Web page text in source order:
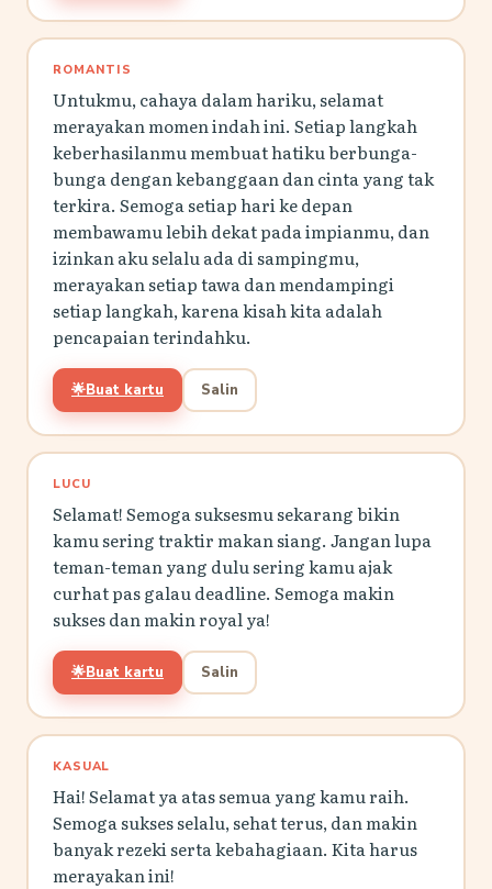
ROMANTIS
Untukmu, cahaya dalam hariku, selamat
merayakan momen indah ini. Setiap langkah
keberhasilanmu membuat hatiku berbunga-
bunga dengan kebanggaan dan cinta yang tak
terkira. Semoga setiap hari ke depan
membawamu lebih dekat pada impianmu, dan
izinkan aku selalu ada di sampingmu,
merayakan setiap tawa dan mendampingi
setiap langkah, karena kisah kita adalah
pencapaian terindahku.
🌟Buat kartu Salin
LUCU
Selamat! Semoga suksesmu sekarang bikin
kamu sering traktir makan siang. Jangan lupa
teman-teman yang dulu sering kamu ajak
curhat pas galau deadline. Semoga makin
sukses dan makin royal ya!
🌟Buat kartu Salin
KASUAL
Hai! Selamat ya atas semua yang kamu raih.
Semoga sukses selalu, sehat terus, dan makin
banyak rezeki serta kebahagiaan. Kita harus
merayakan ini!